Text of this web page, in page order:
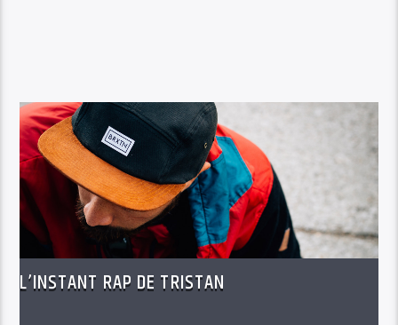
L’INSTANT RAP DE TRISTAN